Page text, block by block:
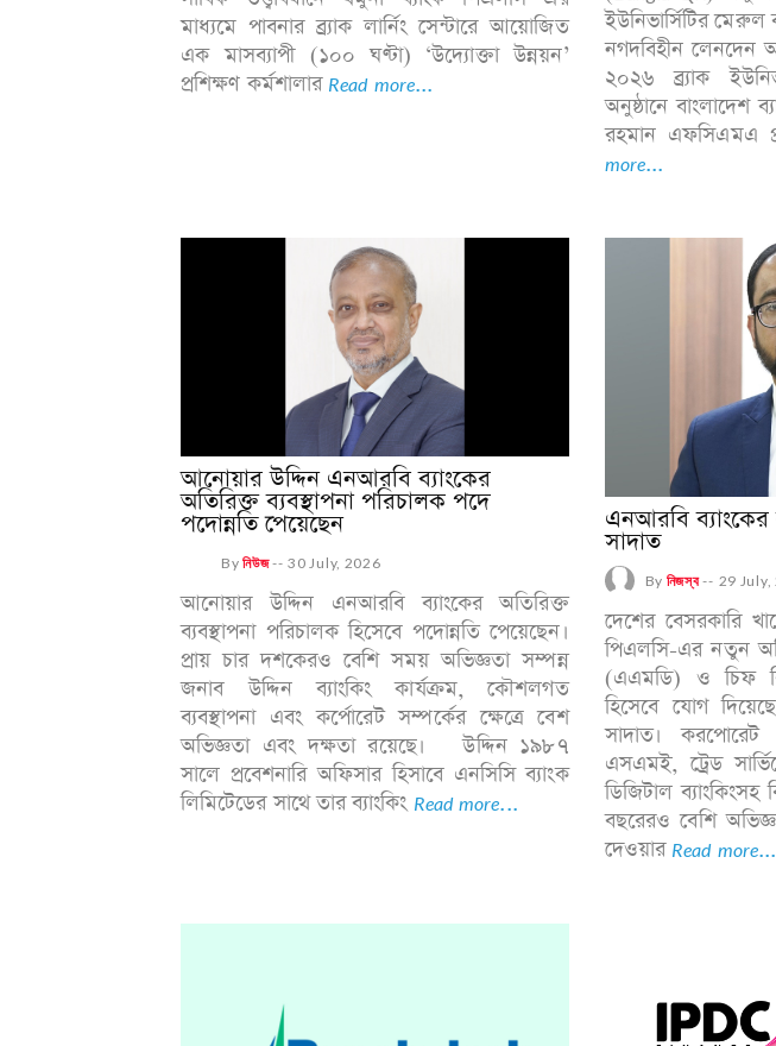
মাধ্যমে পাবনার ব্র্যাক লার্নিং সেন্টারে আয়োজিত
এক মাসব্যাপী (১০০ ঘণ্টা) ‘উদ্যোক্তা উন্নয়ন’
প্রশিক্ষণ কর্মশালার Read more...
ইউনিভার্সিটির মেরুল
নগদবিহীন
২০২৬ ব্র্যাক
অনুষ্ঠানে বাংলাদেশ
রহমান এফসিএমএ
more...
আনোয়ার উদ্দিন এনআরবি ব্যাংকের
অতিরিক্ত ব্যবস্থাপনা পরিচালক পদে
পদোন্নতি পেয়েছেন
Byনিউজ-- 30 July, 2026
আনোয়ার উদ্দিন এনআরবি ব্যাংকের অতিরিক্ত
ব্যবস্থাপনা পরিচালক হিসেবে পদোন্নতি পেয়েছেন।
প্রায় চার দশকেরও বেশি সময় অভিজ্ঞতা সম্পন্ন
জনাব উদ্দিন ব্যাংকিং কার্যক্রম, কৌশলগত
ব্যবস্থাপনা এবং কর্পোরেট সম্পর্কের ক্ষেত্রে বেশ
অভিজ্ঞতা এবং দক্ষতা রয়েছে। উদ্দিন ১৯৮৭
সালে প্রবেশনারি অফিসার হিসাবে এনসিসি ব্যাংক
লিমিটেডের সাথে তার ব্যাংকিং Read more...
এনআরবি ব্যাংকের
সাদাত
By নিজস্ব-- 29 July,
দেশের বেসরকারি
পিএলসি-এর নতুন
(এএমডি) ও চিফ
হিসেবে যোগ
সাদাত।
এসএমই, ট্রেড
ডিজিটাল ব্যাংকিংসহ
বছরেরও বেশি
দেওয়ার Read more...